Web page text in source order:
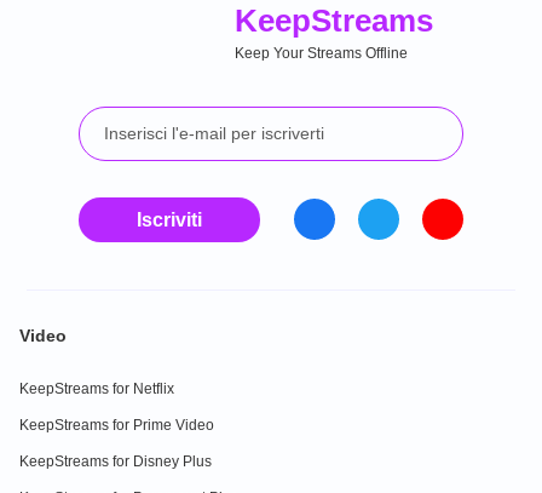
KeepStreams
Keep Your Streams Offline
Iscriviti
Video
KeepStreams for Netflix
KeepStreams for Prime Video
KeepStreams for Disney Plus